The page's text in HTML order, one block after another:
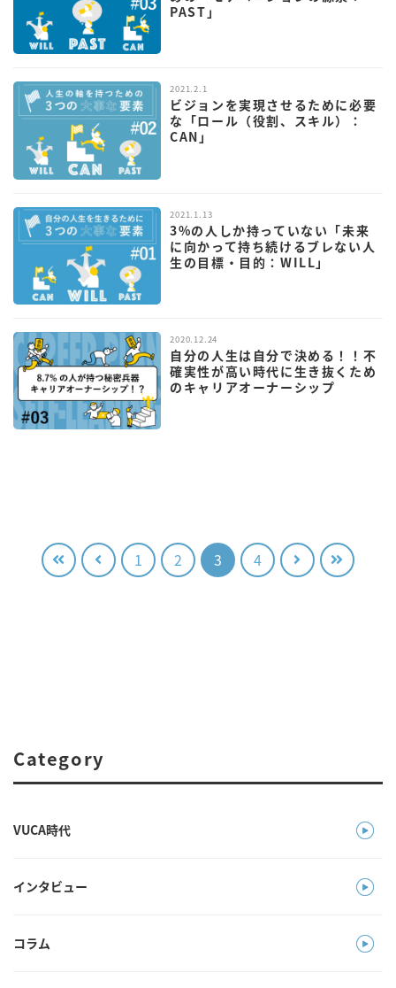
PAST」
2021.2.1
ビジョンを実現させるために必要
な「ロール（役割、スキル）：
CAN」
2021.1.13
3%の人しか持っていない「未来
に向かって持ち続けるブレない人
生の目標・目的：WILL」
2020.12.24
自分の人生は自分で決める！！不
確実性が高い時代に生き抜くため
のキャリアオーナーシップ
1 2 3 4
Category
VUCA時代
インタビュー
コラム